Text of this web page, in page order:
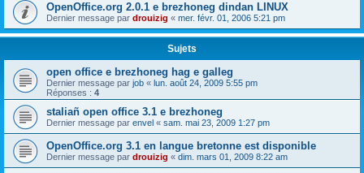
OpenOffice.org 2.0.1 e brezhoneg dindan LINUX
Dernier message par drouizig « mer. févr. 01, 2006 5:21 pm
Sujets
open office e brezhoneg hag e galleg
Dernier message par job « lun. août 24, 2009 5:55 pm
Réponses : 4
staliañ open office 3.1 e brezhoneg
Dernier message par envel « sam. mai 23, 2009 1:27 pm
OpenOffice.org 3.1 en langue bretonne est disponible
Dernier message par drouizig « dim. mars 01, 2009 8:22 am